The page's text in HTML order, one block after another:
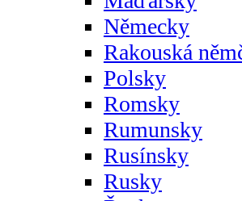
Německy
Rakouská
Polsky
Romsky
Rumunsky
Rusínsky
Rusky